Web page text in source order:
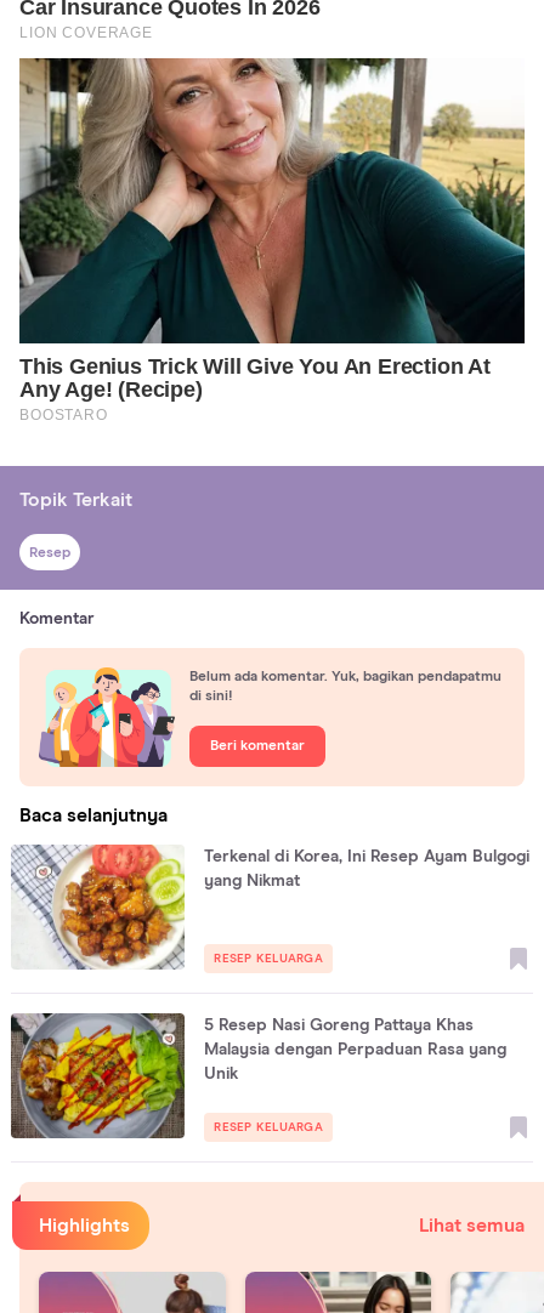
Topik Terkait
Resep
Komentar
Belum ada komentar. Yuk, bagikan pendapatmu
di sini!
Beri komentar
Baca selanjutnya
Terkenal di Korea, Ini Resep Ayam Bulgogi
yang Nikmat
RESEP KELUARGA
5 Resep Nasi Goreng Pattaya Khas
Malaysia dengan Perpaduan Rasa yang
Unik
RESEP KELUARGA
Highlights Lihat semua